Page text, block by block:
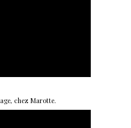
chez Marotte.